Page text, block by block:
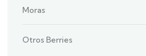
Moras
Otros Berries